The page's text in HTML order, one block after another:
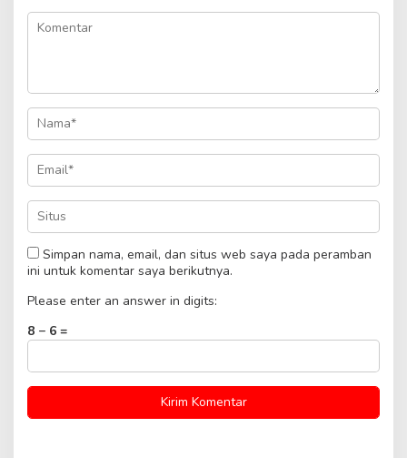
Simpan nama, email, dan situs web saya pada peramban
ini untuk komentar saya berikutnya.
Please enter an answer in digits:
8 − 6 =